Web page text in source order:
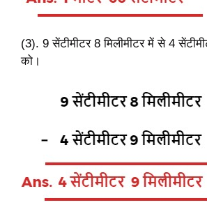
(3). 9 सेंटीमीटर 8 मिलीमीटर में से 4
को।